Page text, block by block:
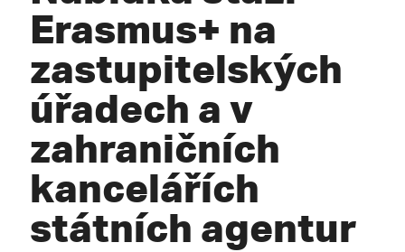
Erasmus+ na
zastupitelských
úřadech a v
zahraničních
kancelářích
státních agentur